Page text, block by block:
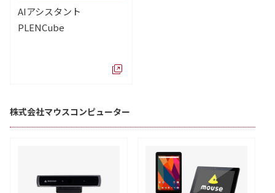
AIアシスタント
PLENCube
株式会社マウスコンピューター